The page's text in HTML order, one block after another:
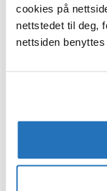
cookies på
nettstedet til deg,
nettsiden
Äger och har
med Factlines
Neutral